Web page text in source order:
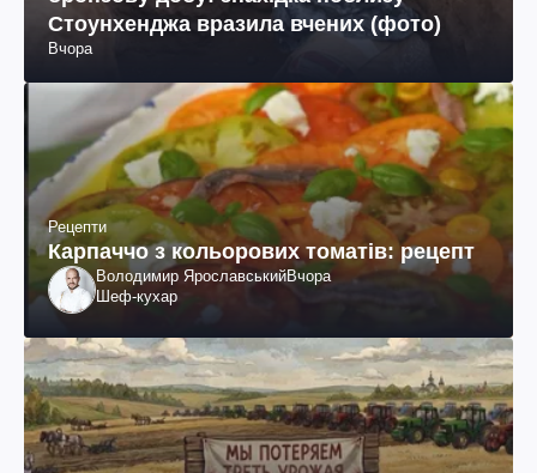
Стоунхенджа вразила вчених (фото)
Вчора
Рецепти
Карпаччо з кольорових томатів: рецепт
Володимир ЯрославськийВчора
Шеф-кухар